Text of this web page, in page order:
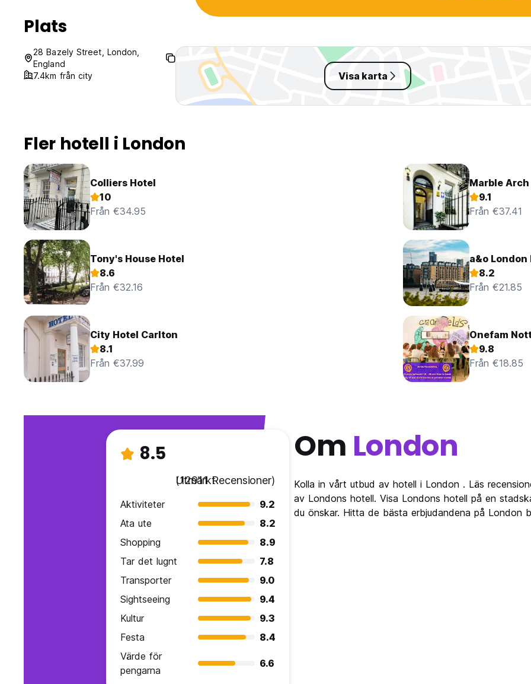
Plats
28 Bazely Street, London,
England
7.4km från city
Visa karta
Fler hotell i London
Colliers Hotel
10
Från €34.95
Marble
9.1
Från €37.41
Tony's House Hotel
8.6
Från €32.16
a&o
8.2
Från €21.85
City Hotel Carlton
8.1
Från €37.99
Onefam
9.8
Från €18.85
8.5
Utmärkt
(12911 Recensioner)
Aktiviteter
9.2
Ata ute
8.2
Shopping
8.9
Tar det lugnt
7.8
Transporter
9.0
Sightseeing
9.4
Kultur
9.3
Festa
8.4
Värde för
pengarna
6.6
Om London
Kolla in vårt utbud av hotell i London . Läs
av Londons hotell. Visa Londons hotell på en
du önskar. Hitta de bästa erbjudandena på London